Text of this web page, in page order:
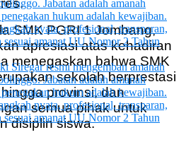
SMK PGRI 1 Jombang,
apresiasi atas kehadiran
menegaskan bahwa SMK
sekolah berprestasi
provinsi, dan
semua pihak untuk
disiplin siswa.